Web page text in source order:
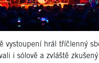
vystoupení hrál tříčlenný
i sólově a zvláště